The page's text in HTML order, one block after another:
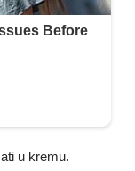
u kremu.